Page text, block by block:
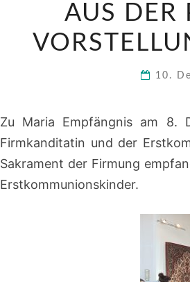
AUS DER
10.
Zu Maria Empfängnis am 8.
Firmkanditatin und der
Sakrament der Firmung
Erstkommunionskinder.